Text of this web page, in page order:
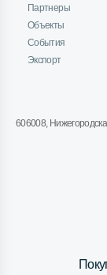
Партнеры
Объекты
События
Экспорт
606008,